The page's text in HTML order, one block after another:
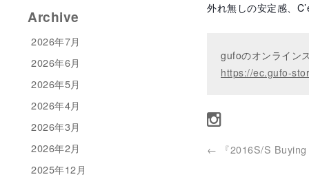
外れ無しの安定感、
gufoのオンライン
https://ec.gufo-
← 『2016S/S
Archive
2026年7月
2026年6月
2026年5月
2026年4月
2026年3月
2026年2月
2025年12月